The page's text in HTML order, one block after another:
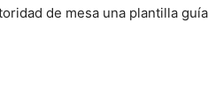
de mesa una plantilla